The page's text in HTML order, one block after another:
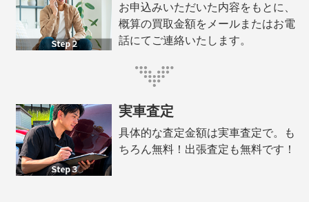
お申込みいただいた内容をもとに、
概算の買取金額をメールまたはお電
話にてご連絡いたします。
実車査定
具体的な査定金額は実車査定で。も
ちろん無料！出張査定も無料です！